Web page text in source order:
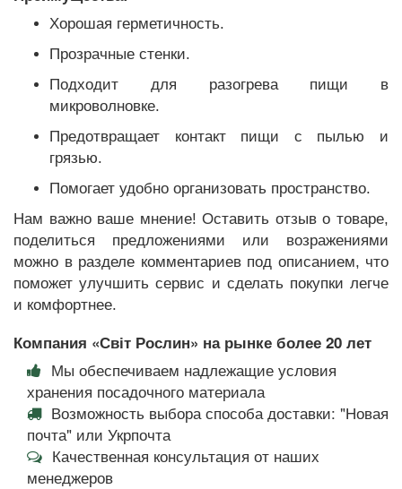
Хорошая герметичность.
Прозрачные стенки.
Подходит для разогрева пищи в
микроволновке.
Предотвращает контакт пищи с пылью и
грязью.
Помогает удобно организовать пространство.
Нам важно ваше мнение! Оставить отзыв о товаре,
поделиться предложениями или возражениями
можно в разделе комментариев под описанием, что
поможет улучшить сервис и сделать покупки легче
и комфортнее.
Компания «Світ Рослин» на рынке более 20 лет
Мы обеспечиваем надлежащие условия
хранения посадочного материала
Возможность выбора способа доставки: "Новая
почта" или Укрпочта
Качественная консультация от наших
менеджеров